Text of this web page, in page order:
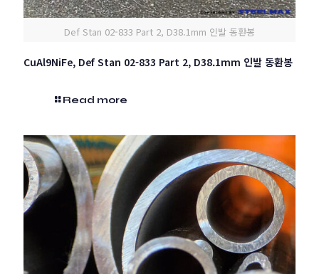
Def Stan 02-833 Part 2, D38.1mm 인발 동환봉
CuAl9NiFe, Def Stan 02-833 Part 2, D38.1mm 인발 동환봉
Read more